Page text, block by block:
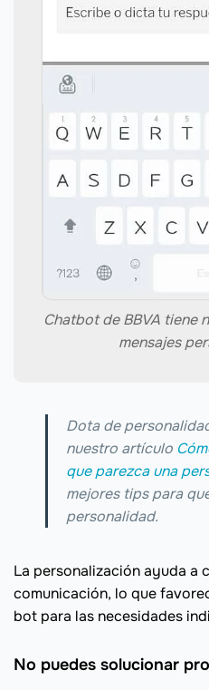
Chatbot de BBVA tiene
mensajes
Dota de
nuestro artículo
que parezca una
mejores tips para
personalidad.
La personalización ayuda a
comunicación, lo que
bot para las necesidades
No puedes solucionar